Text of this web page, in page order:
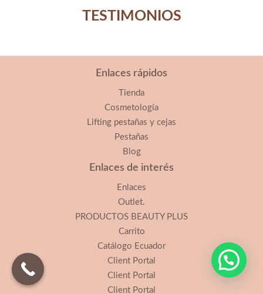
TESTIMONIOS
Enlaces rápidos
Tienda
Cosmetología
Lifting pestañas y cejas
Pestañas
Blog
Enlaces de interés
Enlaces
Outlet.
PRODUCTOS BEAUTY PLUS
Carrito
Catálogo Ecuador
Client Portal
Client Portal
Client Portal